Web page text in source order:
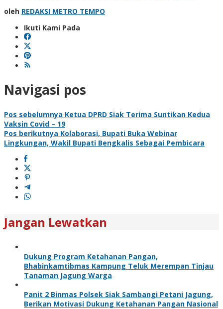
oleh REDAKSI METRO TEMPO
Ikuti Kami Pada
Navigasi pos
Pos sebelumnya Ketua DPRD Siak Terima Suntikan Kedua
Vaksin Covid – 19
Pos berikutnya Kolaborasi, Bupati Buka Webinar
Lingkungan, Wakil Bupati Bengkalis Sebagai Pembicara
Jangan Lewatkan
Dukung Program Ketahanan Pangan,
Bhabinkamtibmas Kampung Teluk Merempan Tinjau
Tanaman Jagung Warga
Panit 2 Binmas Polsek Siak Sambangi Petani Jagung,
Berikan Motivasi Dukung Ketahanan Pangan Nasional